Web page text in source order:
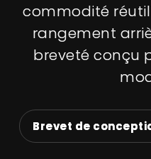
commodité
rangement
breveté conçu
Brevet de